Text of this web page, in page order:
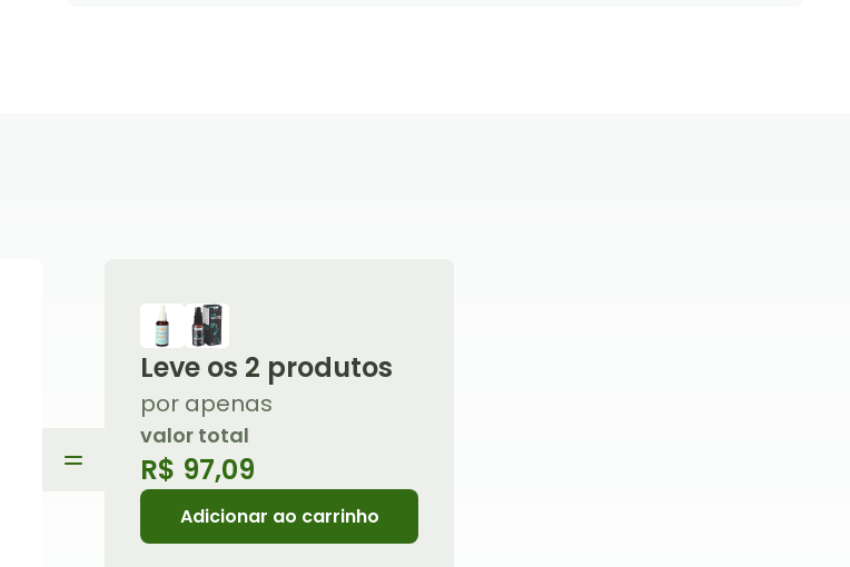
Leve os 2 produtos
por apenas
valor total
R$ 97,09
Adicionar ao carrinho